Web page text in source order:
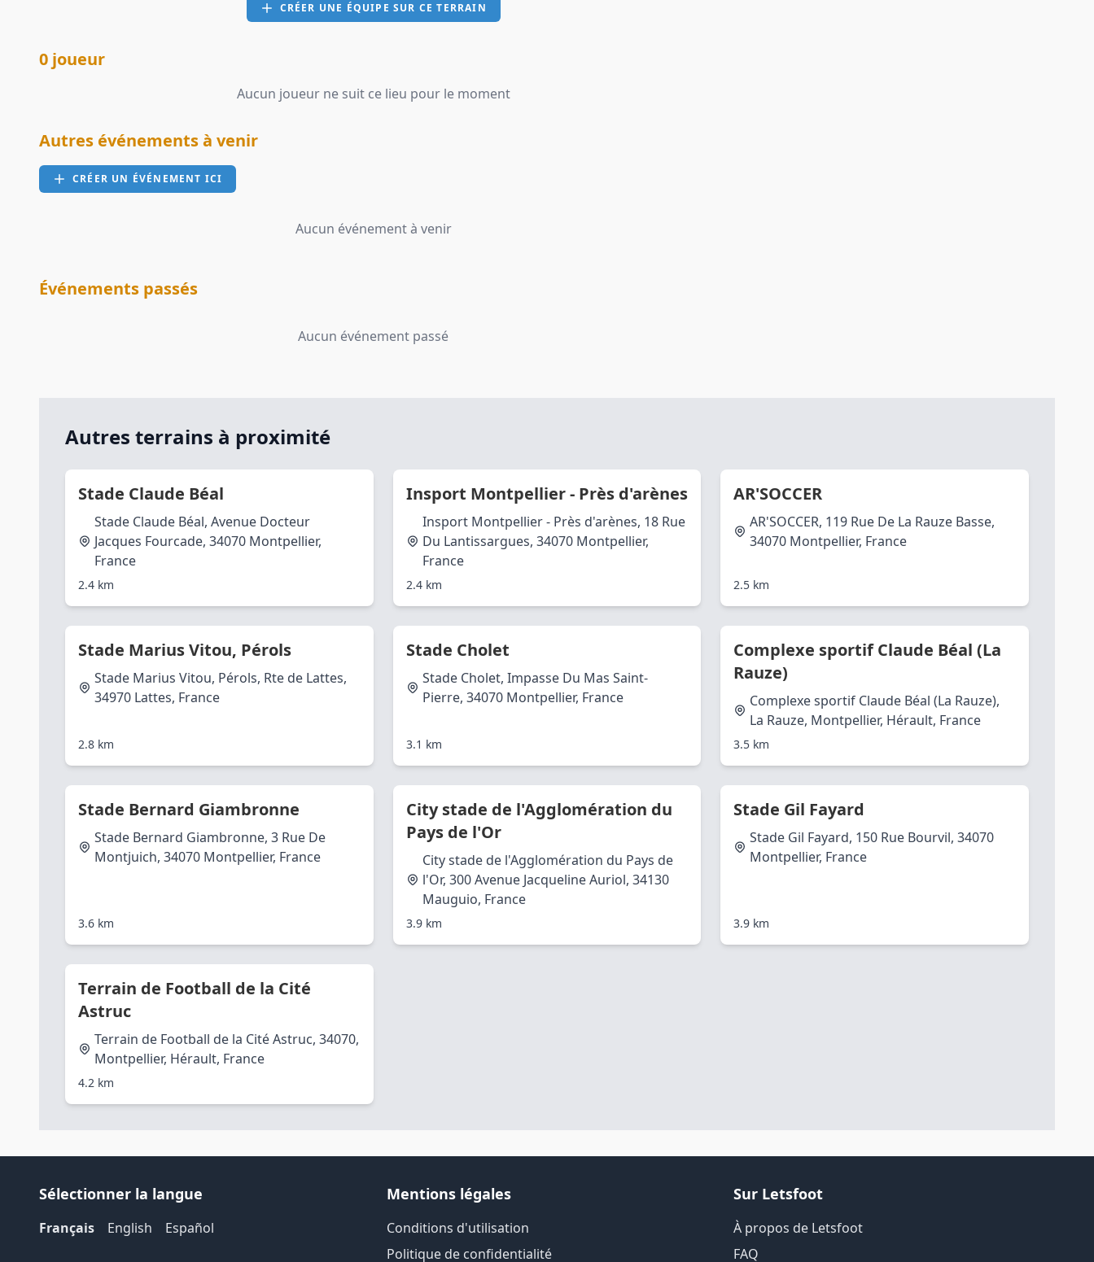
CRÉER UNE ÉQUIPE SUR CE TERRAIN
0 joueur
Aucun joueur ne suit ce lieu pour le moment
Autres événements à venir
CRÉER UN ÉVÉNEMENT ICI
Aucun événement à venir
Événements passés
Aucun événement passé
Autres terrains à proximité
Stade Claude Béal
Stade Claude Béal, Avenue Docteur
Jacques Fourcade, 34070 Montpellier,
France
2.4 km
Insport Montpellier - Près d'arènes
Insport Montpellier - Près d'arènes, 18 Rue
Du Lantissargues, 34070 Montpellier,
France
2.4 km
AR'SOCCER
AR'SOCCER, 119 Rue De La Rauze Basse,
34070 Montpellier, France
2.5 km
Stade Marius Vitou, Pérols
Stade Marius Vitou, Pérols, Rte de Lattes,
34970 Lattes, France
2.8 km
Stade Cholet
Stade Cholet, Impasse Du Mas Saint-
Pierre, 34070 Montpellier, France
3.1 km
Complexe sportif Claude Béal (La
Rauze)
Complexe sportif Claude Béal (La Rauze),
La Rauze, Montpellier, Hérault, France
3.5 km
Stade Bernard Giambronne
Stade Bernard Giambronne, 3 Rue De
Montjuich, 34070 Montpellier, France
3.6 km
City stade de l'Agglomération du
Pays de l'Or
City stade de l'Agglomération du Pays de
l'Or, 300 Avenue Jacqueline Auriol, 34130
Mauguio, France
3.9 km
Stade Gil Fayard
Stade Gil Fayard, 150 Rue Bourvil, 34070
Montpellier, France
3.9 km
Terrain de Football de la Cité
Astruc
Terrain de Football de la Cité Astruc, 34070,
Montpellier, Hérault, France
4.2 km
Sélectionner la langue
Français English Español
Mentions légales
Conditions d'utilisation
Politique de confidentialité
Sur Letsfoot
À propos de Letsfoot
FAQ